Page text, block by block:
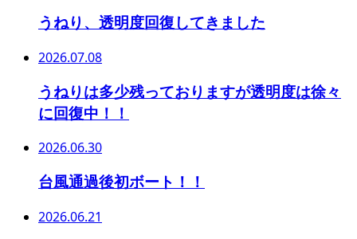
うねり、透明度回復してきました
2026.07.08
うねりは多少残っておりますが透明度は徐々
に回復中！！
2026.06.30
台風通過後初ボート！！
2026.06.21